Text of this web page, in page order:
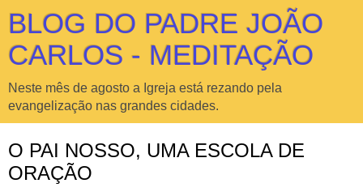
BLOG DO PADRE JOÃO
CARLOS - MEDITAÇÃO
Neste mês de agosto a Igreja está rezando pela
evangelização nas grandes cidades.
O PAI NOSSO, UMA ESCOLA DE
ORAÇÃO